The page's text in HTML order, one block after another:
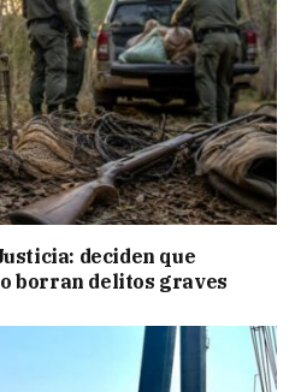
deciden que
borran delitos graves